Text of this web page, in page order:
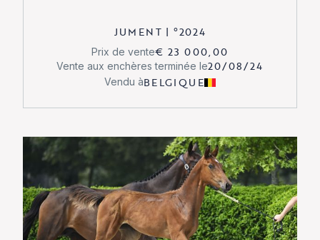
JUMENT |°2024
Prix de vente€ 23 000,00
Vente aux enchères terminée le20/08/24
Vendu àBELGIQUE